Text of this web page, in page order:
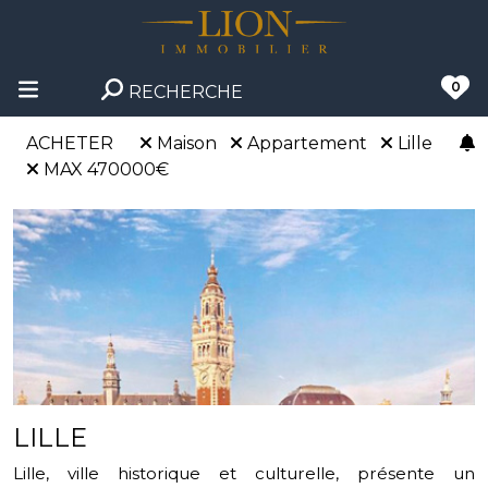
RECHERCHE 0
ACHETER Maison Appartement
Lille
MAX 470000€
LILLE
Lille, ville historique et culturelle, présente un